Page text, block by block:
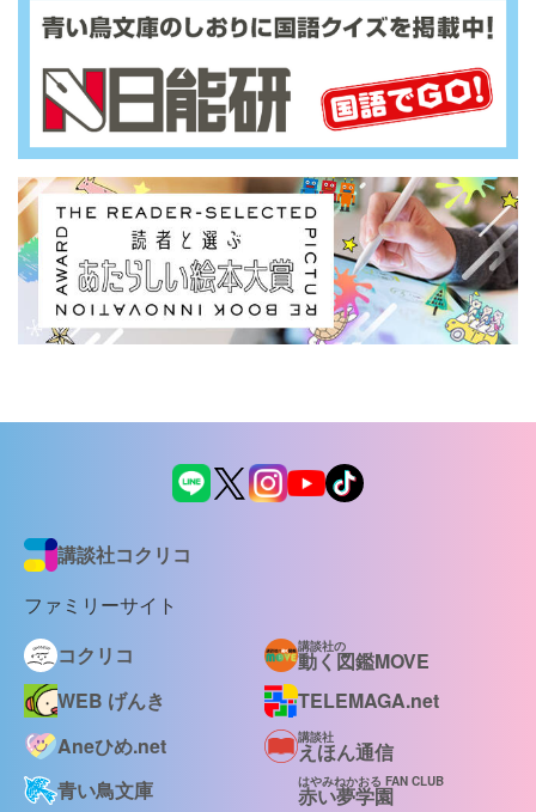
講談社コクリコ
ファミリーサイト
コクリコ
講談社の
動く図鑑MOVE
WEB げんき
TELEMAGA.net
Aneひめ.net
講談社
えほん通信
青い鳥文庫
はやみねかおる FAN CLUB
赤い夢学園